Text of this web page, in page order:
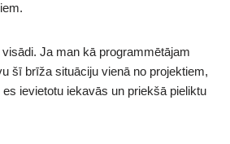
Ja man kā programmētājam
šī brīža situāciju vienā no projektiem,
ievietotu iekavās un priekšā pieliktu